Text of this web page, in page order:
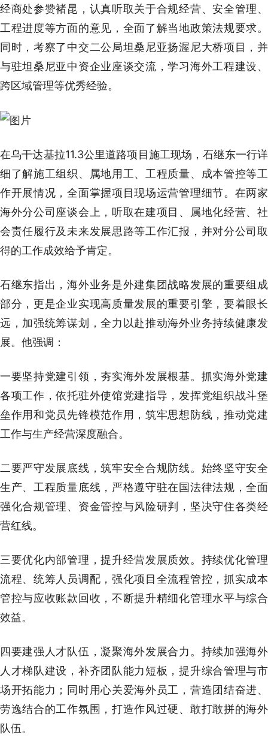
经商处参赞褚昆，认真听取关于合规经营、安全管理、
工程进度等方面的意见，全面了解当地政策法规要求。
同时，考察了中交二公局坦桑尼亚扬渥尼大桥项目，并
与驻坦桑尼亚中资企业座谈交流，学习海外工程建设、
跨区域管理等优秀经验。
在乌干达基拉11.3公里道路项目施工现场，石继东一行详
细了解施工组织、属地用工、工程质量、成本管控等工
作开展情况，全面掌握项目现场运营管理细节。在两家
海外分公司座谈会上，听取在建项目、属地化经营、社
会责任履行及未来发展思路等工作汇报，并对分公司取
得的工作成效给予肯定。
石继东指出，海外业务是外建集团战略发展的重要组成
部分，更是企业实现高质量发展的重要引擎，要着眼长
远，加强统筹谋划，全力以赴推动海外业务持续健康发
展。他强调：
一要坚持党建引领，夯实海外发展根基。抓实海外党建
各项工作，依托驻外使馆党建指导，发挥党组织战斗堡
垒作用和党员先锋模范作用，筑牢思想防线，推动党建
工作与生产经营深度融合。
二要严守发展底线，筑牢安全合规防线。始终坚守安全
生产、工程质量底线，严格遵守驻在国法律法规，全面
强化合规管理、资金管控与风险研判，坚决守住各类经
营红线。
三要优化内部管理，提升经营发展质效。持续优化管理
流程、统筹人员调配，强化项目全流程管控，抓实成本
管控与应收账款回收，不断提升精细化管理水平与综合
效益。
四要建强人才队伍，凝聚海外发展合力。持续加强海外
人才梯队建设，补齐团队能力短板，提升综合管理与市
场开拓能力；同时用心关爱海外员工，营造团结奋进、
劳逸结合的工作氛围，打造作风过硬、敢打敢拼的海外
队伍。